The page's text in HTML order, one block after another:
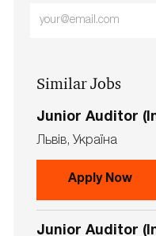
Enter
(Required)
Similar Jobs
Junior Auditor
L
o
t
Львів, Україна
Apply Now
Junior Auditor